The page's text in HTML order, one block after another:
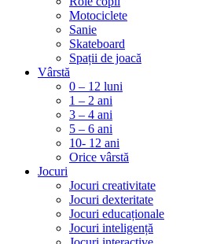
Motociclete
Sanie
Skateboard
Spații de joacă
Vârstă
0 – 12 luni
1 – 2 ani
3 – 4 ani
5 – 6 ani
10- 12 ani
Orice vârstă
Jocuri
Jocuri creativitate
Jocuri dexteritate
Jocuri educaționale
Jocuri inteligență